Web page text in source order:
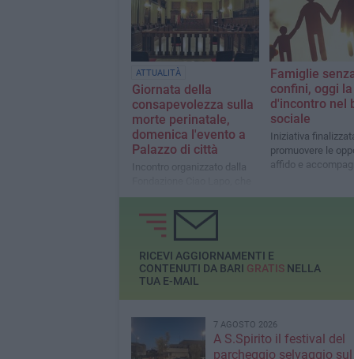
dall’associazione
promozione sociale
Lezzanzare
ATTUALITÀ
Giornata della
consapevolezza sulla
morte perinatale,
domenica l'evento a
Palazzo di città
Incontro organizzato dalla
prevede dibattito, visione di
un docufilm e lettura di
poesie
Famiglie
confini, oggi
d'incontro nel
sociale
Iniziativa
promuovere le
affido e
RICEVI AGGIORNAMENTI E
CONTENUTI DA BARI GRATISNELLA
TUA E-MAIL
7 AGOSTO 2026
A S.Spirito il festival del
parcheggio selvaggio sul